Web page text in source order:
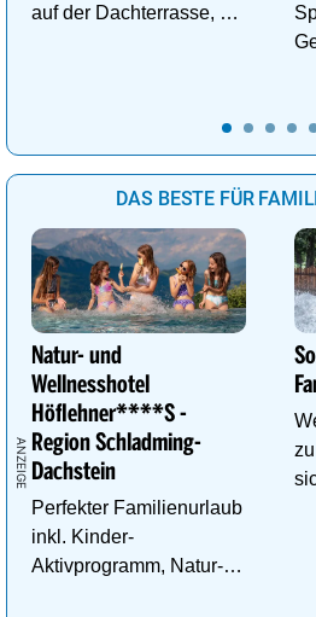
auf der Dachterrasse, 4
DAS BESTE FÜR
Natur- und
Wellnesshotel
Höflehner****S -
Region Schladming-
Dachstein
Perfekter Familienurlaub
inkl. Kinder-
Aktivprogramm, Natur-